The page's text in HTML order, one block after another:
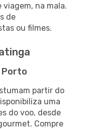
na mala.
de
ou filmes.
Porto
partir do
uma
do voo, desde
Compre